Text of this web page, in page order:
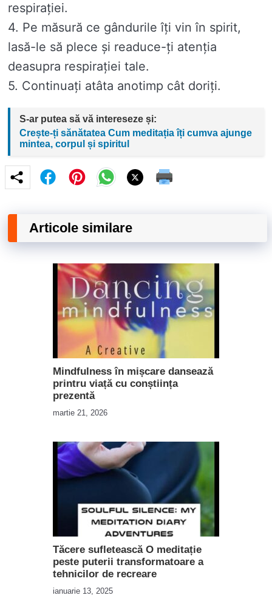
respirației.
4. Pe măsură ce gândurile îți vin în spirit,
lasă-le să plece și readuce-ți atenția
deasupra respirației tale.
5. Continuați atâta anotimp cât doriți.
S-ar putea să vă intereseze și:
Crește-ți sănătatea Cum meditația îți cumva ajunge
mintea, corpul și spiritul
Articole similare
Mindfulness în mișcare dansează
printru viață cu conștiința
prezentă
martie 21, 2026
Tăcere sufletească O meditație
peste puterii transformatoare a
tehnicilor de recreare
ianuarie 13, 2025